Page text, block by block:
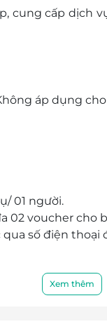
cung cấp dịch
áp dụng
01 người.
02 voucher cho
số điện
trị quy đổiXem thêm